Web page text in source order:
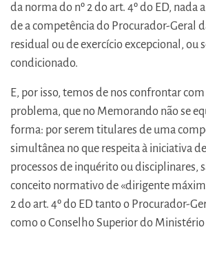
da norma do nº 2 do art. 4º do ED, nada
de a competência do Procurador-Geral
residual ou de exercício excepcional, ou
condicionado.
E, por isso, temos de nos confrontar
problema, que no Memorando não se
forma: por serem titulares de uma
simultânea no que respeita à iniciativa
processos de inquérito ou disciplinares,
conceito normativo de «dirigente
2 do art. 4º do ED tanto o Procurador-
como o Conselho Superior do Ministério